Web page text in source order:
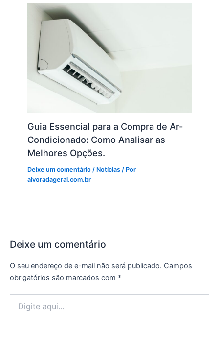
Guia Essencial para a Compra de Ar-
Condicionado: Como Analisar as
Melhores Opções.
Deixe um comentário / Notícias / Por
alvoradageral.com.br
Deixe um comentário
O seu endereço de e-mail não será publicado. Campos
obrigatórios são marcados com *
aqui...